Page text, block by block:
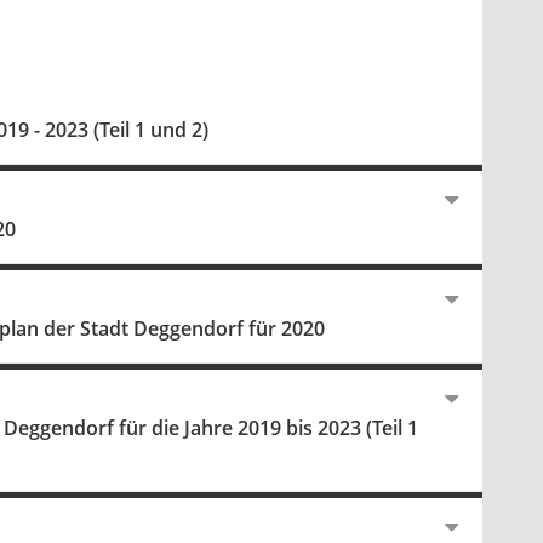
- 2023 (Teil 1 und 2)
der Stadt Deggendorf für 2020
für die Jahre 2019 bis 2023 (Teil 1